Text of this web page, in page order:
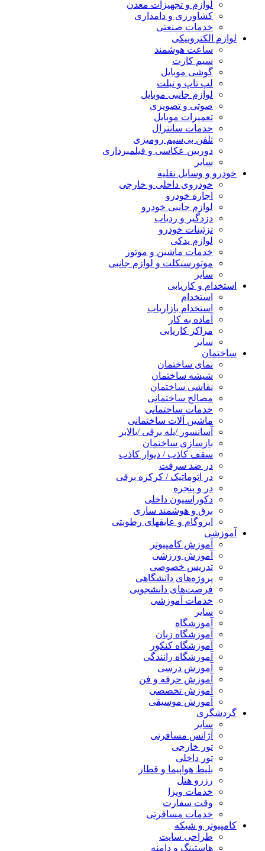
لوازم و تجهیزات معدن
کشاورزی و دامداری
خدمات صنعتی
لوازم الکترونیکی
ساعت هوشمند
سیم کارت
گوشی موبایل
لپ تاپ و تبلت
لوازم جانبی موبایل
صوتی و تصویری
تعمیرات موبایل
خدمات سانترال
تلفن بی‌سیم رومیزی
دوربین عکاسی و فیلمبرداری
سایر
خودرو و وسایل نقلیه
خودروی داخلی و خارجی
اجاره خودرو
لوازم جانبی خودرو
دزدگیر و ردیاب
تزئینات خودرو
لوازم یدکی
خدمات ماشین و موتور
موتورسیکلت و لوازم جانبی
سایر
استخدام و کاریابی
استخدام
استخدام بازاریاب
آماده به کار
مراکز کاریابی
سایر
ساختمان
نمای ساختمان
شیشه ساختمان
نقاشی ساختمان
مصالح ساختمانی
خدمات ساختمانی
ماشین آلات ساختمانی
آسانسور /پله برقی /بالابر
بازسازی ساختمان
سقف کاذب / دیوار کاذب
در ضد سرقت
در اتوماتیک / کرکره برقی
در و پنجره
دکوراسیون داخلی
برق و هوشمند سازی
ایزوگام و عایقهای رطوبتی
آموزشی
آموزش کامپیوتر
آموزش ورزشی
تدریس خصوصی
پروژه‌های دانشگاهی
فرصت‌های دانشجویی
خدمات آموزشی
سایر
آموزشگاه
آموزشگاه زبان
آموزشگاه کنکور
آموزشگاه رانندگی
آموزش درسی
آموزش حرفه و فن
آموزش تخصصی
آموزش موسیقی
گردشگری
سایر
آژانس مسافرتی
تور خارجی
تور داخلی
بلیط هواپیما و قطار
رزرو هتل
خدمات ویزا
وقت سفارت
خدمات مسافرتی
کامپیوتر و شبکه
طراحی سایت
هاستینگ و دامنه